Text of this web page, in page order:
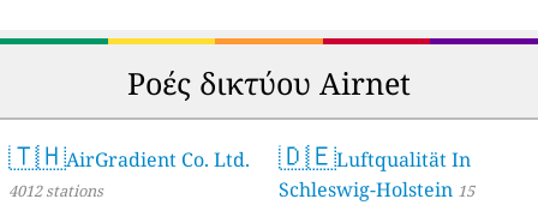
Ροές δικτύου Airnet
🇹🇭AirGradient Co. Ltd.
4012 stations
🇩🇪Luftqualität In
Schleswig-Holstein 15